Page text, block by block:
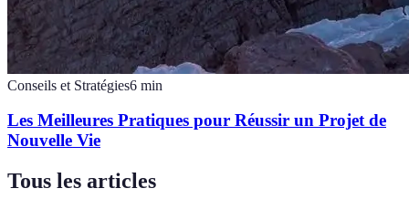
Conseils et Stratégies6 min
Les Meilleures Pratiques pour Réussir un Projet de
Nouvelle Vie
Tous les articles